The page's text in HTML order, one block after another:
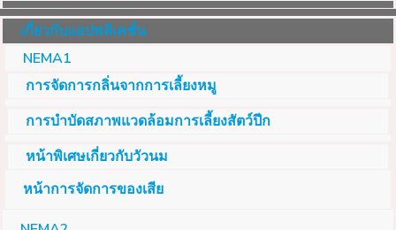
เกี่ยวกับแอปพลิเคชั่น
NEMA1
การจัดการกลิ่นจากการเลี้ยงหมู
การบำบัดสภาพแวดล้อมการเลี้ยงสัตว์ปีก
หน้าพิเศษเกี่ยวกับวัวนม
หน้าการจัดการของเสีย